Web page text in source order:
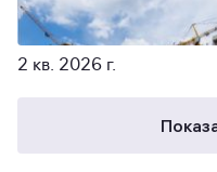
2 кв. 2026 г.